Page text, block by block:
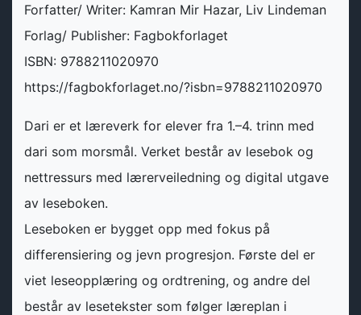
Forfatter/ Writer: Kamran Mir Hazar​, Liv Lindeman
Forlag/ Publisher: Fagbokforlaget
ISBN: 9788211020970
https://fagbokforlaget.no/?isbn=9788211020970
Dari er et læreverk for elever fra 1.–4. trinn med
dari som morsmål. Verket består av lesebok og
nettressurs med lærerveiledning og digital utgave
av leseboken.
Leseboken er bygget opp med fokus på
differensiering og jevn progresjon. Første del er
viet leseopplæring og ordtrening, og andre del
består av lesetekster som følger læreplan i